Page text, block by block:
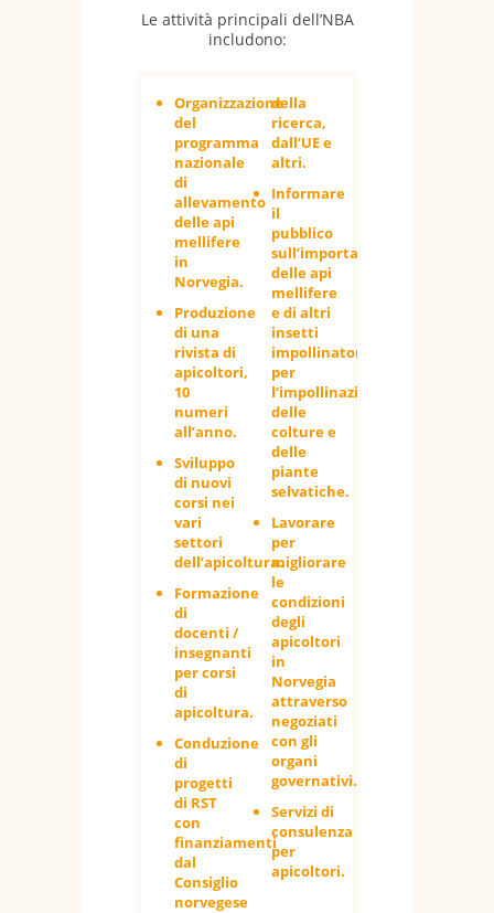
Le attività principali dell’NBA
includono:
Organizzazione
del
programma
nazionale
di
allevamento
delle api
mellifere
in
Norvegia.
Produzione
di una
rivista di
apicoltori,
10
numeri
all’anno.
Sviluppo
di nuovi
corsi nei
vari
settori
dell’apicoltura.
Formazione
di
docenti /
insegnanti
per corsi
di
apicoltura.
Conduzione
di
progetti
di RST
con
finanziamenti
dal
Consiglio
norvegese
della
ricerca,
dall’UE e
altri.
Informare
il
pubblico
sull’importanza
delle api
mellifere
e di altri
insetti
impollinatori
per
l’impollinazione
delle
colture e
delle
piante
selvatiche.
Lavorare
per
migliorare
le
condizioni
degli
apicoltori
in
Norvegia
attraverso
negoziati
con gli
organi
governativi.
Servizi di
consulenza
per
apicoltori.